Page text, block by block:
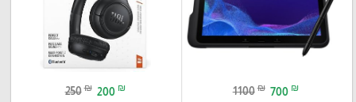
1100 ₪ 700 ₪
250 ₪ 200 ₪